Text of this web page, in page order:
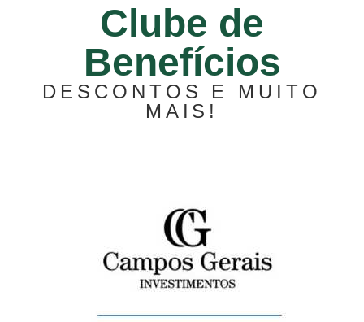
Clube de
Benefícios
DESCONTOS E MUITO
MAIS!